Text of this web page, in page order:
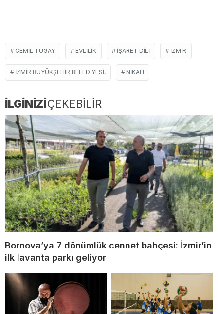
CEMIL TUGAY EVLILIK IŞARET DILI İZMIR
İZMIR BÜYÜKŞEHIR BELEDIYESI, NIKAH
İLGİNİZİÇEKEBİLİR
Bornova’ya 7 dönümlük cennet bahçesi: İzmir’in
ilk lavanta parkı geliyor